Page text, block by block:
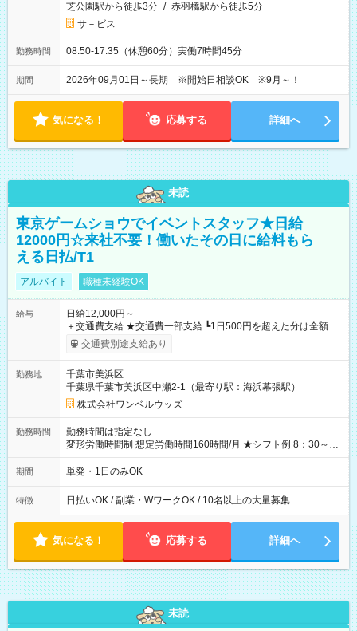
芝公園駅から徒歩3分 / 赤羽橋駅から徒歩5分
サ－ビス
勤務時間 08:50-17:35（休憩60分）実働7時間45分
期間 2026年09月01日～長期 ※開始日相談OK ※9月～！
気になる！ 応募する 詳細へ
未読
東京ゲームショウでイベントスタッフ★日給
12000円☆来社不要！働いたその日に給料もら
える日払/T1
アルバイト 職種未経験OK
給与
日給12,000円～
＋交通費支給 ★交通費一部支給 ┗1日500円を超えた分は全額支
給！ ※往復500円以内の方は自己負担となります ★日払いOK！
（規定あり） ┗働いたその日に現金GET♪ お仕事後はコンビニ
なし
交通費別途支給あり
勤務地
千葉市美浜区
千葉県千葉市美浜区中瀬2-1（最寄り駅：海浜幕張駅）
株式会社ワンベルウッズ
勤務時間
勤務時間は指定なし
変形労働時間制 想定労働時間160時間/月 ★シフト例 8：30～
19：00
期間 単発・1日のみOK
特徴 日払いOK / 副業・WワークOK / 10名以上の大量募集
気になる！ 応募する 詳細へ
未読